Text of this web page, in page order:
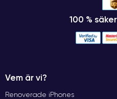
100 %
Vem är vi?
Renoverade iPhones